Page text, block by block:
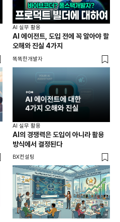
AI 실무 활용
AI 에이전트, 도입 전에 꼭 알아야 할
오해와 진실 4가지
똑똑한개발자
AI 실무 활용
AI의 경쟁력은 도입이 아니라 활용
방식에서 결정된다
BX컨설팅